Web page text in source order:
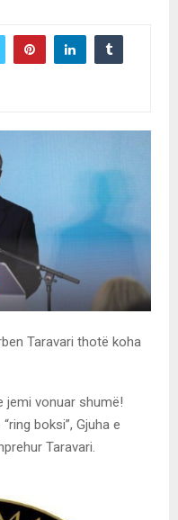
Taravari thotë koha
jemi vonuar shumë!
boksi”, Gjuha e
Taravari.